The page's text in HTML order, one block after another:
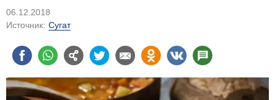
06.12.2018
Источник: Сугат